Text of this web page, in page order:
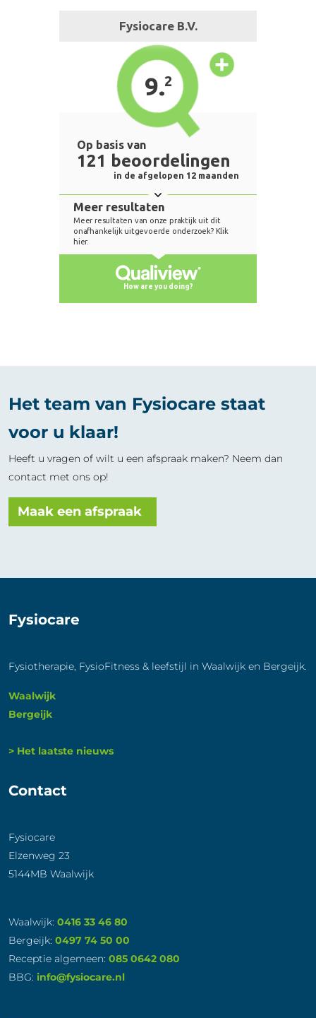
Het team van Fysiocare staat
voor u klaar!
Heeft u vragen of wilt u een afspraak maken? Neem dan
contact met ons op!
Maak een afspraak
Fysiocare
Fysiotherapie, FysioFitness & leefstijl in Waalwijk en Bergeijk.
Waalwijk
Bergeijk
> Het laatste nieuws
Contact
Fysiocare
Elzenweg 23
5144MB Waalwijk
Waalwijk: 0416 33 46 80
Bergeijk: 0497 74 50 00
Receptie algemeen: 085 0642 080
BBG: info@fysiocare.nl